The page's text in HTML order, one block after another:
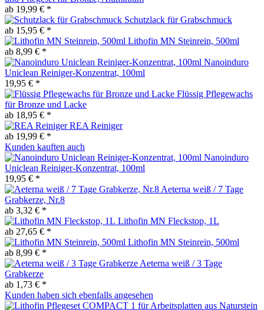
ab 19,99 € *
Schutzlack für Grabschmuck
ab 15,95 € *
Lithofin MN Steinrein, 500ml
ab 8,99 € *
Nanoinduro
Uniclean Reiniger-Konzentrat, 100ml
19,95 € *
Flüssig Pflegewachs
für Bronze und Lacke
ab 18,95 € *
REA Reiniger
ab 19,99 € *
Kunden kauften auch
Nanoinduro
Uniclean Reiniger-Konzentrat, 100ml
19,95 € *
Aeterna weiß / 7 Tage
Grabkerze, Nr.8
ab 3,32 € *
Lithofin MN Fleckstop, 1L
ab 27,65 € *
Lithofin MN Steinrein, 500ml
ab 8,99 € *
Aeterna weiß / 3 Tage
Grabkerze
ab 1,73 € *
Kunden haben sich ebenfalls angesehen